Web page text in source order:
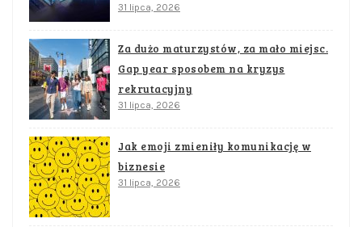
31 lipca, 2026
Za dużo maturzystów, za mało miejsc.
Gap year sposobem na kryzys
rekrutacyjny
31 lipca, 2026
Jak emoji zmieniły komunikację w
biznesie
31 lipca, 2026